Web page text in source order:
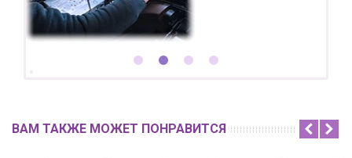
ВАМ ТАКЖЕ МОЖЕТ ПОНРАВИТСЯ